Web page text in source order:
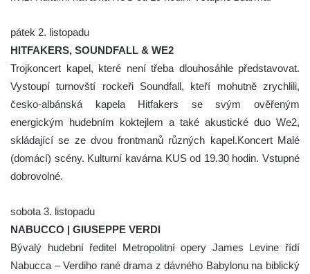
pátek 2. listopadu
HITFAKERS, SOUNDFALL & WE2
Trojkoncert kapel, které není třeba dlouhosáhle představovat.
Vystoupí turnovští rockeři Soundfall, kteří mohutně zrychlili,
česko-albánská kapela Hitfakers se svým ověřeným
energickým hudebním koktejlem a také akustické duo We2,
skládající se ze dvou frontmanů různých kapel.Koncert Malé
(domácí) scény. Kulturní kavárna KUS od 19.30 hodin. Vstupné
dobrovolné.
sobota 3. listopadu
NABUCCO | GIUSEPPE VERDI
Bývalý hudební ředitel Metropolitní opery James Levine řídí
Nabucca – Verdiho rané drama z dávného Babylonu na biblický